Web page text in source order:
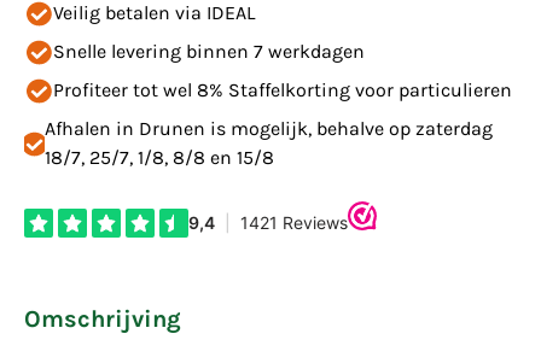
Veilig betalen via IDEAL
Snelle levering binnen 7 werkdagen
Profiteer tot wel 8% Staffelkorting voor particulieren
Afhalen in Drunen is mogelijk, behalve op zaterdag
18/7, 25/7, 1/8, 8/8 en 15/8
Omschrijving